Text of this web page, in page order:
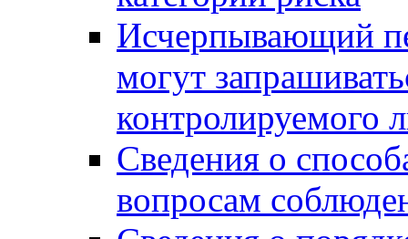
Исчерпывающий
могут
контролируемого
Сведения о
вопросам